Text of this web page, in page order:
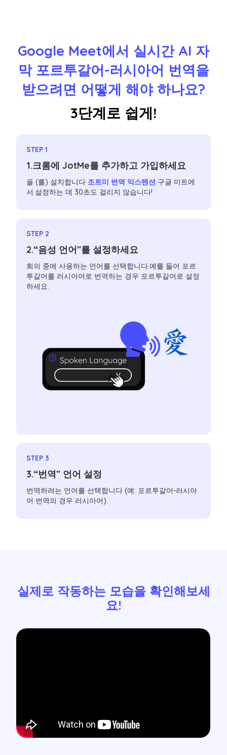
Google Meet에서 실시간 AI 자
막 포르투갈어-러시아어 번역을
받으려면 어떻게 해야 하나요?
3단계로 쉽게!
STEP 1
1.크롬에 JotMe를 추가하고 가입하세요
을 (를) 설치합니다 조트미 번역 익스텐션 구글 미트에
서.설정하는 데 30초도 걸리지 않습니다!
STEP 2
2.“음성 언어”를 설정하세요
회의 중에 사용하는 언어를 선택합니다.예를 들어 포르
투갈어를 러시아어로 번역하는 경우 포르투갈어로 설정
하세요.
STEP 3
3.“번역” 언어 설정
번역하려는 언어를 선택합니다 (예: 포르투갈어-러시아
어 번역의 경우 러시아어).
실제로 작동하는 모습을 확인해보세
요!